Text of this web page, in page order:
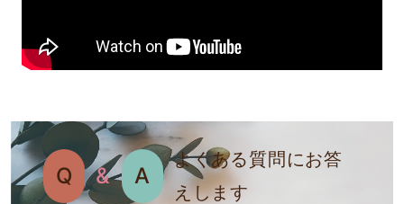
Q & A
よくある質問にお答
えします